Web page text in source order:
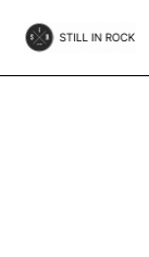
the